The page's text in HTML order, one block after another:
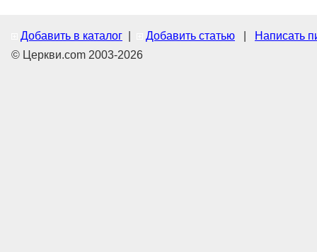
Добавить в каталог Добавить статью
Написать
© Церкви.com 2003-2026